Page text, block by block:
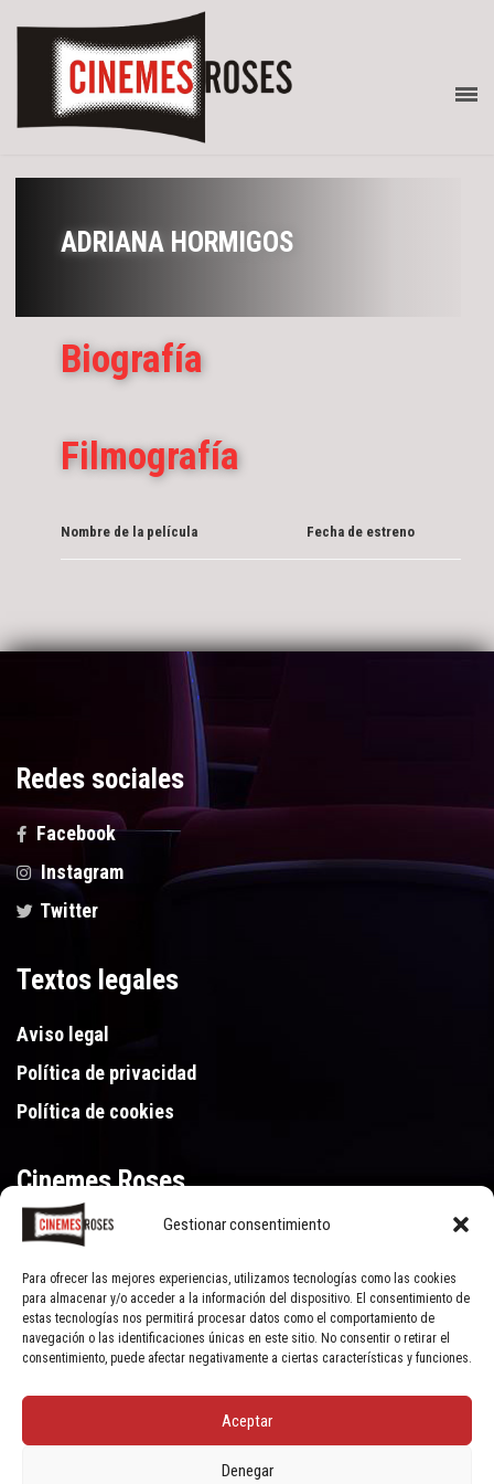
Gestionar consentimiento
Para ofrecer las mejores experiencias, utilizamos tecnologías como las cookies
para almacenar y/o acceder a la información del dispositivo. El consentimiento de
estas tecnologías nos permitirá procesar datos como el comportamiento de
navegación o las identificaciones únicas en este sitio. No consentir o retirar el
consentimiento, puede afectar negativamente a ciertas características y funciones.
Aceptar
Denegar
ADRIANA HORMIGOS
Biografía
Filmografía
Nombre de la película Fecha de estreno
Redes sociales
Facebook
Instagram
Twitter
Textos legales
Aviso legal
Política de privacidad
Política de cookies
Cinemes Roses
Gran Via de Pau Casals 250, 17480 Roses (Girona)
972 15 46 46
© Cinemes Roses - 2022, all rights reserved | Powered by